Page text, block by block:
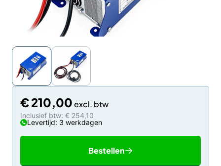
€210,00
Inclusief btw: € 254,10
Levertijd: 3 werkdagen
Bestellen